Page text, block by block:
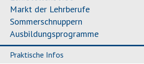
Markt der Lehrberufe
Sommerschnuppern
Ausbildungsprogramme
Praktische Infos